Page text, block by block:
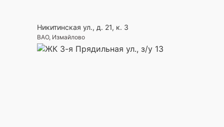
Никитинская ул., д. 21, к. 3
ВАО, Измайлово